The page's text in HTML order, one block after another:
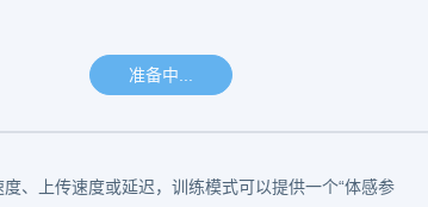
、上传速度或延迟，训练模式可以提供一个“体感参